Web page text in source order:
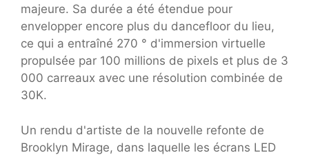
majeure. Sa durée a été étendue pour
envelopper encore plus du dancefloor du lieu,
ce qui a entraîné 270 ° d'immersion virtuelle
propulsée par 100 millions de pixels et plus de 3
000 carreaux avec une résolution combinée de
30K.
Un rendu d'artiste de la nouvelle refonte de
Brooklyn Mirage, dans laquelle les écrans LED